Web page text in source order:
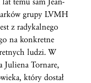
grupy LVMH
z radykalnego
na konkretne
ludzi. W
Juliena Tornare,
który dostał